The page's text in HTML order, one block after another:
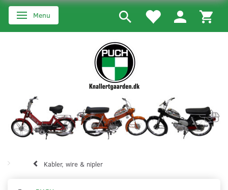
Skifte navigation
Menu
Kabler, wire & nipler